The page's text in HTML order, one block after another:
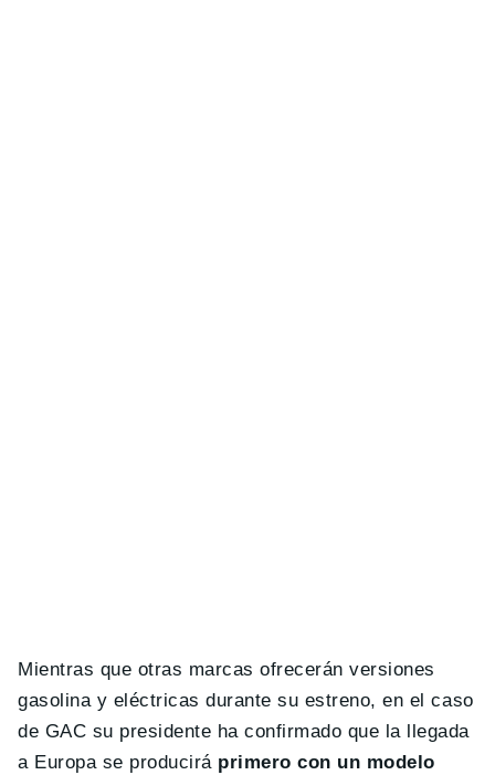
Mientras que otras marcas ofrecerán versiones
gasolina y eléctricas durante su estreno, en el caso
de GAC su presidente ha confirmado que la llegada
a Europa se producirá primero con un modelo